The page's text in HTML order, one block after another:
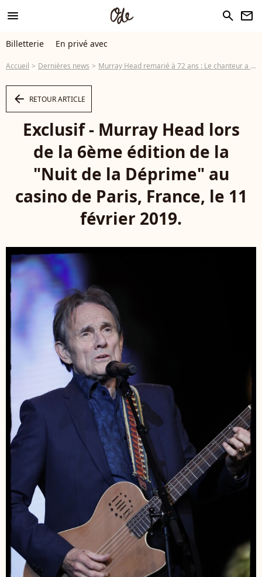
menu search newsletter
Billetterie En privé avec
Accueil Dernières news Murray Head remarié à 72 ans : Le chanteur a dit oui à Linda
arrow_left RETOUR ARTICLE
Exclusif - Murray Head lors
de la 6ème édition de la
"Nuit de la Déprime" au
casino de Paris, France, le 11
février 2019.